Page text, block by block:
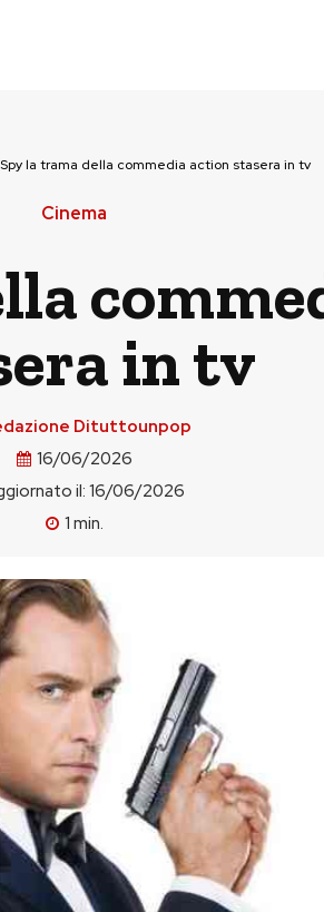
Spy la trama della commedia action stasera in tv
Cinema
in tv
Dituttounpop
16/06/2026
il:16/06/2026
1 min.